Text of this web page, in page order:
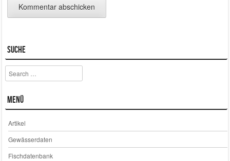
Suche
Search
Menü
Artikel
Gewässerdaten
Fischdatenbank